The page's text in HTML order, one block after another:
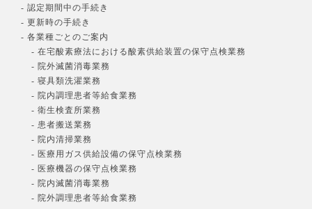
- 認定期間中の手続き
- 更新時の手続き
- 各業種ごとのご案内
- 在宅酸素療法における酸素供給装置の保守点検業務
- 院外滅菌消毒業務
- 寝具類洗濯業務
- 院内調理患者等給食業務
- 衛生検査所業務
- 患者搬送業務
- 院内清掃業務
- 医療用ガス供給設備の保守点検業務
- 医療機器の保守点検業務
- 院内滅菌消毒業務
- 院外調理患者等給食業務